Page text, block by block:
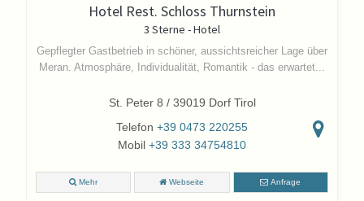
Hotel Rest. Schloss Thurnstein
3 Sterne - Hotel
Gepflegter Gastbetrieb in schöner, aussichtsreicher Lage über
Meran. Atmosphäre, Individualität, Romantik - das erwartet...
St. Peter 8 / 39019 Dorf Tirol
Telefon +39 0473 220255
Mobil +39 333 34754810
Mehr Webseite Anfrage